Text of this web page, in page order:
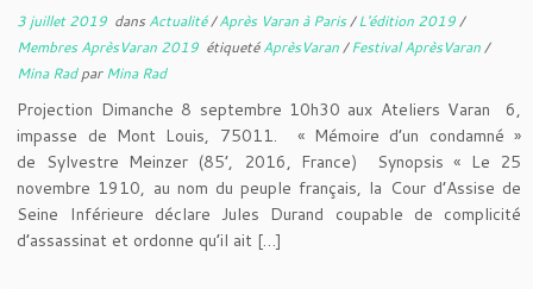
3 juillet 2019 dans Actualité/Après Varan à Paris/L'édition 2019/
Membres AprèsVaran 2019 étiquetéAprèsVaran/Festival AprèsVaran/
Mina RadparMina Rad
Projection Dimanche 8 septembre 10h30 aux Ateliers Varan 6,
impasse de Mont Louis, 75011. « Mémoire d’un condamné »
de Sylvestre Meinzer (85’, 2016, France) Synopsis « Le 25
novembre 1910, au nom du peuple français, la Cour d’Assise de
Seine Inférieure déclare Jules Durand coupable de complicité
d’assassinat et ordonne qu’il ait […]